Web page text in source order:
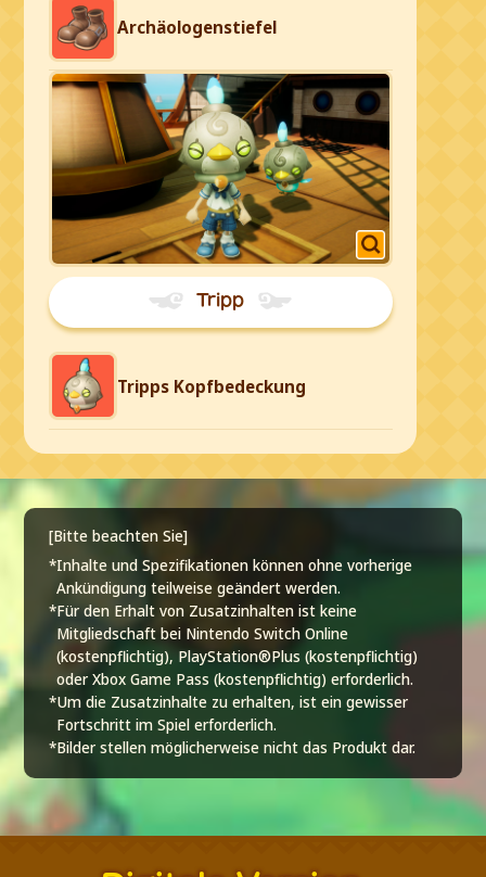
Archäologenstiefel
Tripp
Tripps Kopfbedeckung
[Bitte beachten Sie]
*Inhalte und Spezifikationen können ohne vorherige
Ankündigung teilweise geändert werden.
*Für den Erhalt von Zusatzinhalten ist keine
Mitgliedschaft bei Nintendo Switch Online
(kostenpflichtig), PlayStation®Plus (kostenpflichtig)
oder Xbox Game Pass (kostenpflichtig) erforderlich.
*Um die Zusatzinhalte zu erhalten, ist ein gewisser
Fortschritt im Spiel erforderlich.
*Bilder stellen möglicherweise nicht das Produkt dar.